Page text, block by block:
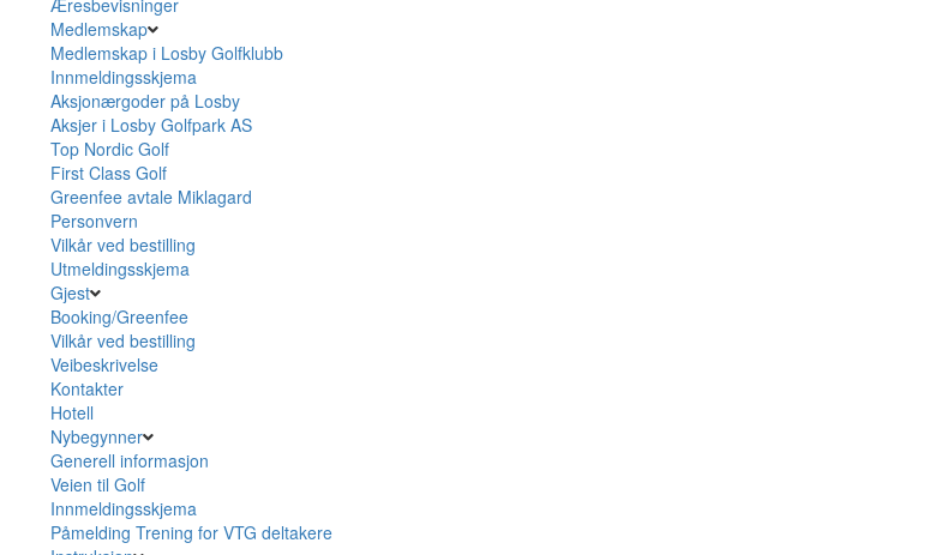
Æresbevisninger
Medlemskap
Medlemskap i Losby Golfklubb
Innmeldingsskjema
Aksjonærgoder på Losby
Aksjer i Losby Golfpark AS
Top Nordic Golf
First Class Golf
Greenfee avtale Miklagard
Personvern
Vilkår ved bestilling
Utmeldingsskjema
Gjest
Booking/Greenfee
Vilkår ved bestilling
Veibeskrivelse
Kontakter
Hotell
Nybegynner
Generell informasjon
Veien til Golf
Innmeldingsskjema
Påmelding Trening for VTG deltakere